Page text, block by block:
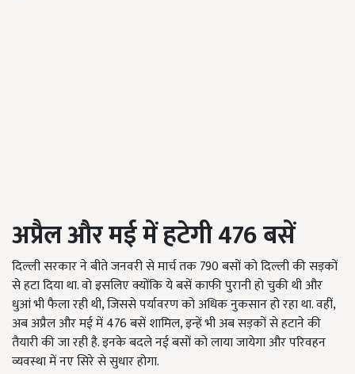
अप्रैल और मई में हटेगी 476बसें
दिल्ली सरकार ने बीते जनवरी से मार्च तक 790 बसों को दिल्ली की सड़कों
से हटा दिया था. वो इसलिए क्योंकि ये बसें काफी पुरानी हो चुकी थी और
धुआं भी फैला रही थी, जिससे पर्यावरण को अधिक नुकसान हो रहा था. वहीं,
अब अप्रैल और मई में 476 बसें शामिल, इन्हें भी अब सड़कों से हटाने की
तैयारी की जा रही है. इनके बदले नई बसों को लाया जायेगा और परिवहन
व्यवस्था में नए सिरे से सुधार होगा.